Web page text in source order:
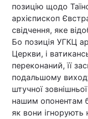
позицію щодо
архієпископ
свідчення, яке
Бо позиція УГКЦ
Церкви, і
переконаний, її
подальшому
штучної
нашим опонентам
як вони ігнорують